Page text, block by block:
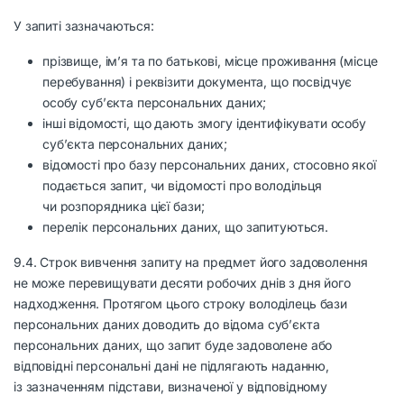
У запиті зазначаються:
прізвище, ім’я та по батькові, місце проживання (місце
перебування) і реквізити документа, що посвідчує
особу суб’єкта персональних даних;
інші відомості, що дають змогу ідентифікувати особу
суб’єкта персональних даних;
відомості про базу персональних даних, стосовно якої
подається запит, чи відомості про володільця
чи розпорядника цієї бази;
перелік персональних даних, що запитуються.
9.4. Строк вивчення запиту на предмет його задоволення
не може перевищувати десяти робочих днів з дня його
надходження. Протягом цього строку володілець бази
персональних даних доводить до відома суб’єкта
персональних даних, що запит буде задоволене або
відповідні персональні дані не підлягають наданню,
із зазначенням підстави, визначеної у відповідному